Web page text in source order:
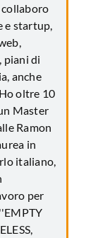
e startup,
piani di
anche
oltre 10
Master
Ramon
in
italiano,
per